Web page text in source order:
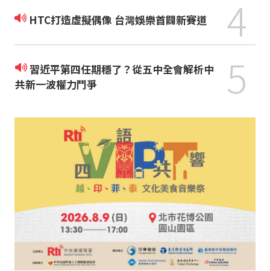
HTC打造虛擬偶像 台灣娛樂首闢新賽道 4
習近平第四任期穩了？從五中全會解析中
共新一波權力鬥爭
5